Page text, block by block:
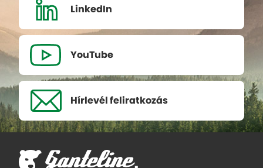
LinkedIn
YouTube
Hírlevél feliratkozás